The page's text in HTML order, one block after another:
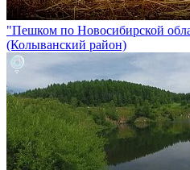
"Пешком по Новосибирской
(Колыванский район)